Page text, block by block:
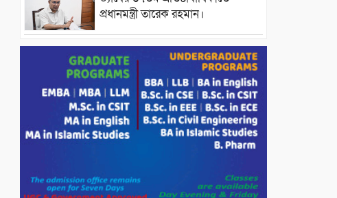
প্রধানমন্ত্রী তারেক রহমান।
চন্দনাইশের হাশিমপুর ৪ নং ওয়ার্ডে
৫’শতাধিক হতদরিদ্র পরিবারের মাঝে
খাদ্যসামগ্রী বিতরণ করেন মনজুর
মোরশেদ
পরিবেশ রক্ষায় পাটগ্রামে ইহসান ইয়ুথ
সার্কেলের বৃক্ষরোপণ
বিএনপি নেতা গুরুতর আহত